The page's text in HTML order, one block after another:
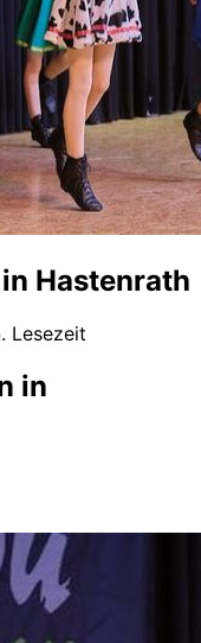
Hastenrath
Lesezeit
in